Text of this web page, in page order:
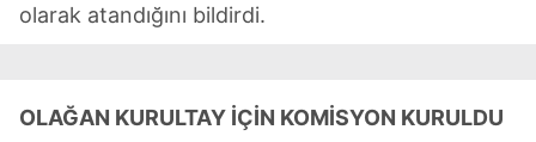
olarak atandığını bildirdi.
OLAĞAN KURULTAY İÇİN KOMİSYON KURULDU